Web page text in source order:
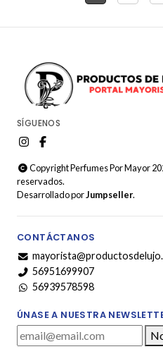
SÍGUENOS
Copyright Perfumes Por Mayor
reservados.
Desarrollado porJumpseller.
CONTÁCTANOS
56951699907
56939578598
ÚNASE A NUESTRA